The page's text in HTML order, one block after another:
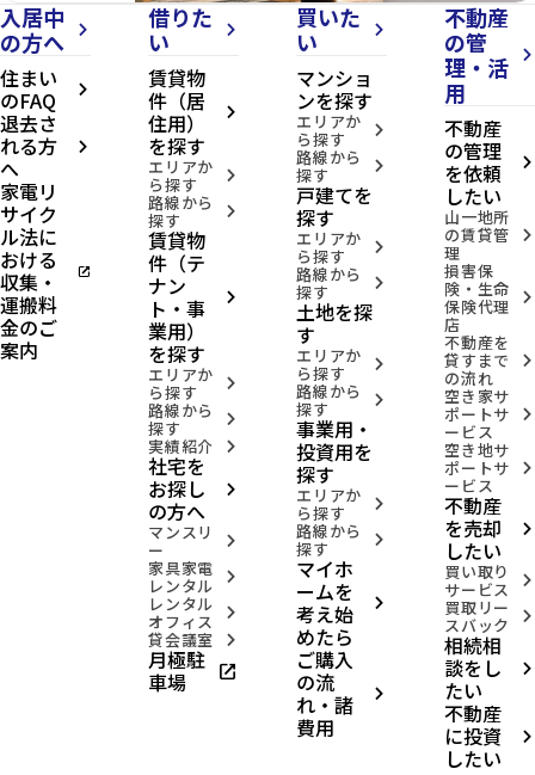
入居中
の方へ
arrow_forward_ios
住まい
のFAQ arrow_forward_ios
退去さ
れる方
へ
arrow_forward_ios
家電リ
サイク
ル法に
おける
収集・
運搬料
金のご
案内
open_in_new
借りた
い
arrow_forward_ios
賃貸物
件（居
住用）
を探す
arrow_forward_ios
エリアか
ら探す arrow_forward_ios
路線から
探す arrow_forward_ios
賃貸物
件（テ
ナン
ト・事
業用）
を探す
arrow_forward_ios
エリアか
ら探す arrow_forward_ios
路線から
探す arrow_forward_ios
実績紹介 arrow_forward_ios
社宅を
お探し
の方へ
arrow_forward_ios
マンスリ
ー arrow_forward_ios
家具家電
レンタル arrow_forward_ios
レンタル
オフィス arrow_forward_ios
貸会議室 arrow_forward_ios
月極駐
車場 open_in_new
買いた
い
arrow_forward_ios
マンショ
ンを探す
エリアか
ら探す arrow_forward_ios
路線から
探す arrow_forward_ios
戸建てを
探す
エリアか
ら探す arrow_forward_ios
路線から
探す arrow_forward_ios
土地を探
す
エリアか
ら探す arrow_forward_ios
路線から
探す arrow_forward_ios
事業用・
投資用を
探す
エリアか
ら探す arrow_forward_ios
路線から
探す arrow_forward_ios
マイホ
ームを
考え始
めたら
arrow_forward_ios
ご購入
の流
れ・諸
費用
arrow_forward_ios
不動産
の管
理・活
用
arrow_forward_ios
不動産
の管理
を依頼
したい
arrow_forward_ios
山一地所
の賃貸管
理
arrow_forward_ios
損害保
険・生命
保険代理
店
arrow_forward_ios
不動産を
貸すまで
の流れ
arrow_forward_ios
空き家サ
ポートサ
ービス
arrow_forward_ios
空き地サ
ポートサ
ービス
arrow_forward_ios
不動産
を売却
したい
arrow_forward_ios
買い取り
サービス arrow_forward_ios
買取リー
スバック arrow_forward_ios
相続相
談をし
たい
arrow_forward_ios
不動産
に投資
したい
arrow_forward_ios